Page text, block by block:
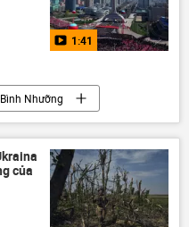
1:41
Bình Nhưỡng
Xã hội
của